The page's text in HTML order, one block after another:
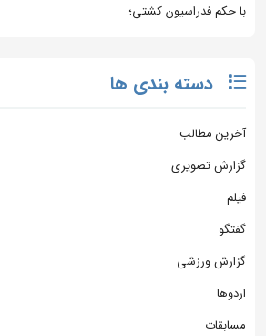
با حکم فدراسیون کشتی؛
دسته بندی ها
آخرین مطالب
گزارش تصویری
فیلم
گفتگو
گزارش ورزشی
اردوها
مسابقات